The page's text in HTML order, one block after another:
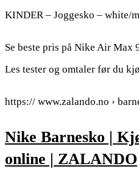
KINDER – Joggesko – white/
Se beste pris på Nike Air Max
Les tester og omtaler før du
https:// www.zalando.no ›
Nike Barnesko |
online | ZALANDO